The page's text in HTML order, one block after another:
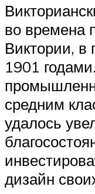
во времена
Виктории,
1901
средним
удалось
дизайн